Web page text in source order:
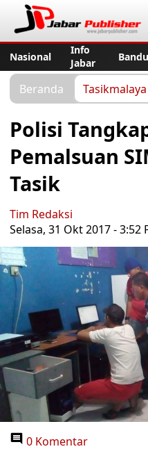
Nasional
Info
Jabar
Beranda Tasikmalaya
Polisi
Pemalsuan
Tasik
Tim Redaksi
Selasa, 31 Okt 2017 - 3:52
0 Komentar